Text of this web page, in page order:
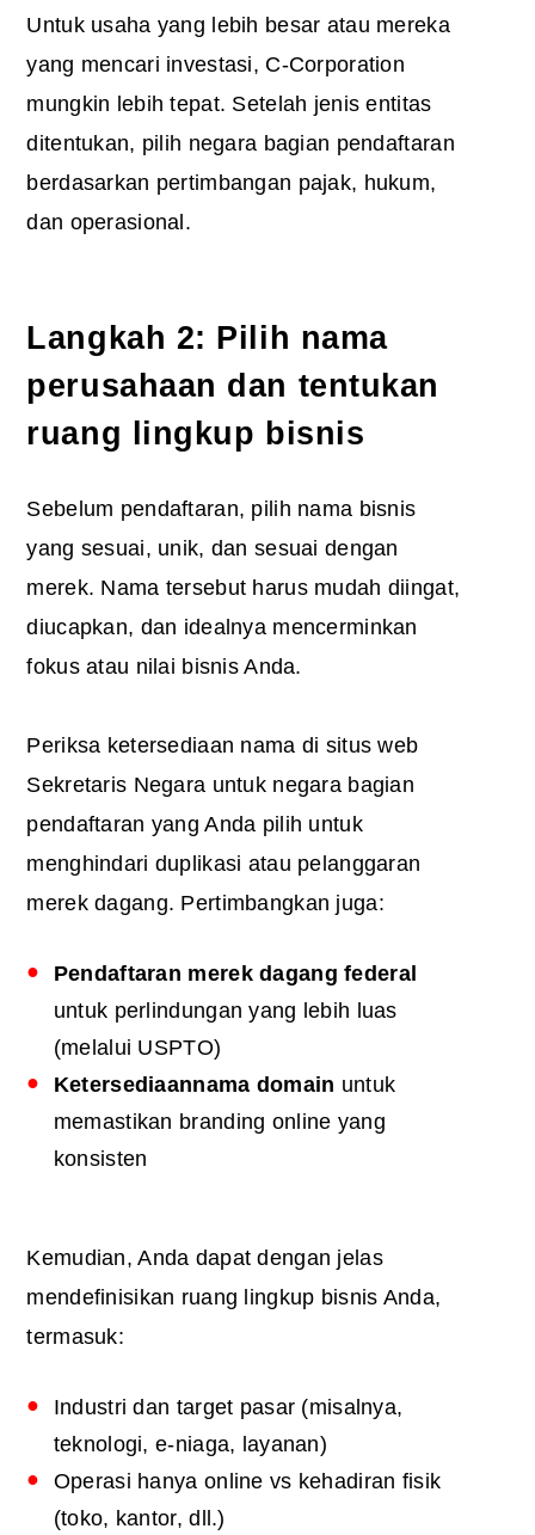
Untuk usaha yang lebih besar atau mereka
yang mencari investasi, C-Corporation
mungkin lebih tepat. Setelah jenis entitas
ditentukan, pilih negara bagian pendaftaran
berdasarkan pertimbangan pajak, hukum,
dan operasional.
Langkah 2: Pilih nama
perusahaan dan tentukan
ruang lingkup bisnis
Sebelum pendaftaran, pilih nama bisnis
yang sesuai, unik, dan sesuai dengan
merek. Nama tersebut harus mudah diingat,
diucapkan, dan idealnya mencerminkan
fokus atau nilai bisnis Anda.
Periksa ketersediaan nama di situs web
Sekretaris Negara untuk negara bagian
pendaftaran yang Anda pilih untuk
menghindari duplikasi atau pelanggaran
merek dagang. Pertimbangkan juga:
Pendaftaran merek dagang federal
untuk perlindungan yang lebih luas
(melalui USPTO)
Ketersediaannama domain untuk
memastikan branding online yang
konsisten
Kemudian, Anda dapat dengan jelas
mendefinisikan ruang lingkup bisnis Anda,
termasuk:
Industri dan target pasar (misalnya,
teknologi, e-niaga, layanan)
Operasi hanya online vs kehadiran fisik
(toko, kantor, dll.)